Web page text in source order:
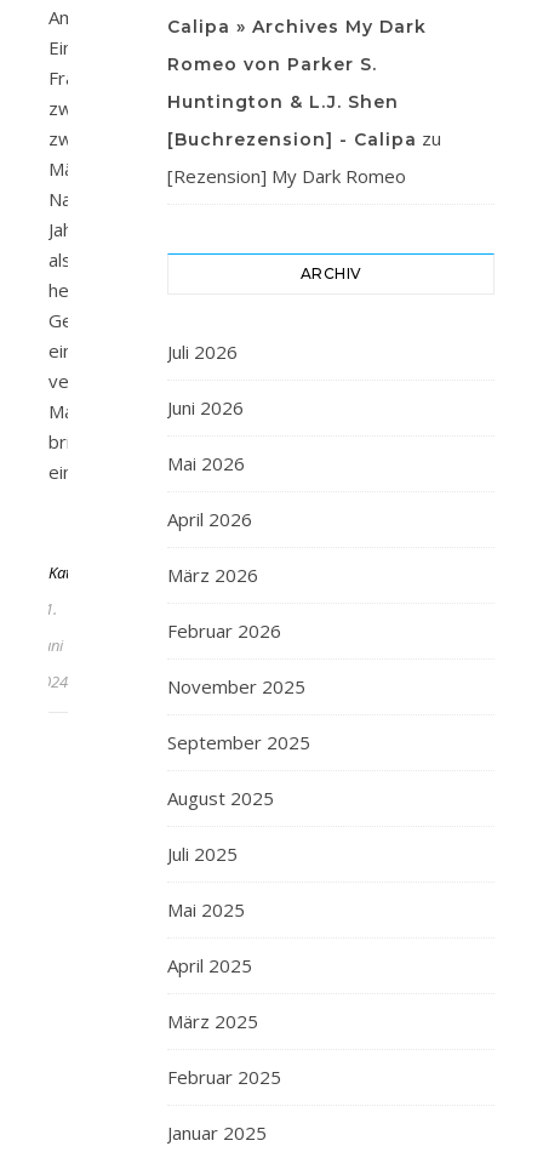
Amazon
Eine
Frau
zwischen
zwei
Männern.
Nach
Jahren
als
heimliche
Geliebte
eines
verheirateten
Mannes
bringt
eine…
KathaFlauschi
1.
Juni
2024
Calipa » Archives My Dark
Romeo von Parker S.
Huntington & L.J. Shen
[Buchrezension] - Calipa zu
[Rezension] My Dark Romeo
ARCHIV
Juli 2026
Juni 2026
Mai 2026
April 2026
März 2026
Februar 2026
November 2025
September 2025
August 2025
Juli 2025
Mai 2025
April 2025
März 2025
Februar 2025
Januar 2025